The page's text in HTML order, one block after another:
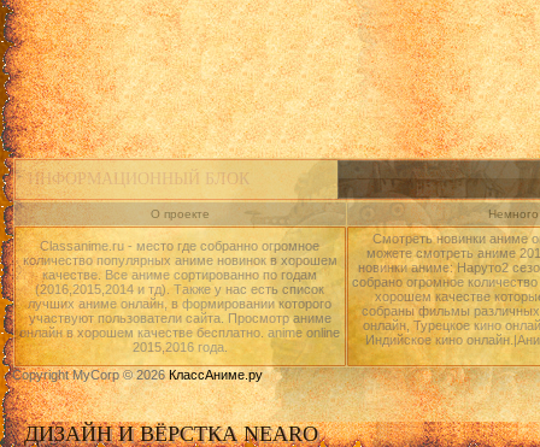
ИНФОРМАЦИОННЫЙ БЛОК
О проекте
Classanime.ru - место где собранно огромное
количество популярных аниме новинок в хорошем
качестве. Все аниме сортированно по годам
(2016,2015,2014 и тд). Также у нас есть список
лучших аниме онлайн, в формировании которого
участвуют пользователи сайта. Просмотр аниме
онлайн в хорошем качестве бесплатно. anime online
2015,2016 года.
Смотреть новинки аниме
можете смотреть аниме
новинки аниме: Наруто2
собрано огромное
хорошем качестве
собраны фильмы различных
онлайн, Турецкое кино
Индийское кино
Copyright MyCorp © 2026КлассАниме.ру
ДИЗАЙН И ВЁРСТКА NEARO